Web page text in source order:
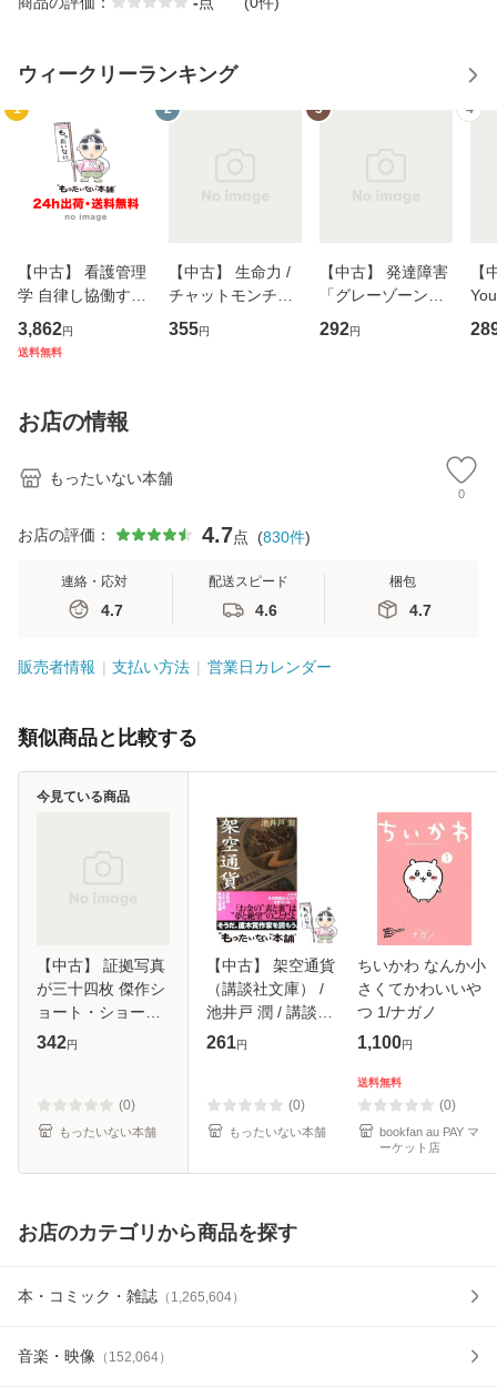
ウィークリーランキング
1
【中古】 看護管理
学 自律し協働する
専門職の看護マネ
ジメントスキル 改
恵 藤本幸三 / 南江
堂 [単行
3,862円
送料無料
2
【中古】 生命力 /
チャットモンチー /
キューンレコード
[CD]【メール便送
355円
3
【中古】 発達障害
「グレーゾーン」
その正しい理解と
克服法 (SB新書 57
292円
4
【
のが
お店の情報
もったいない本舗
0
お店の評価： 4.7点 (830件)
連絡・応対
4.7
配送スピード
4.6
梱包
4.7
販売者情報 支払い方法 営業日カレンダー
類似商品と比較する
【中古】 証拠写真
が三十四枚 傑作シ
ョート・ショート
集 (光文社文庫) /
料無料】
342円
(0)
もったいない本舗
今見ている商品
【中古】 架空通貨
（講談社文庫） /
池井戸 潤 / 講談社
[文庫]【メール便送
261円
(0)
もったいない本舗
ちいかわ なんか小
さくてかわいいや
つ 1/ナガノ
1,100円
送料無料
(0)
bookfan au PAY マ
ーケット店
お店のカテゴリから商品を探す
本・コミック・雑誌 （ 1,265,604）
音楽・映像 （ 152,064）